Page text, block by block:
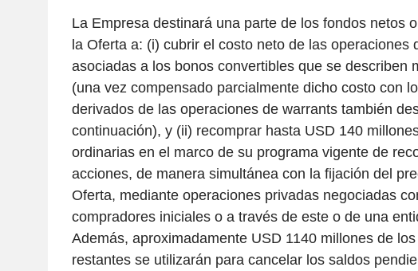
La Empresa destinará una parte de los fondos netos
la Oferta a: (i) cubrir el costo neto de las operaciones
asociadas a los bonos convertibles que se describen
(una vez compensado parcialmente dicho costo con
derivados de las operaciones de warrants también
continuación), y (ii) recomprar hasta USD 140
ordinarias en el marco de su programa vigente de
acciones, de manera simultánea con la fijación del
Oferta, mediante operaciones privadas negociadas
compradores iniciales o a través de este o de una
Además, aproximadamente USD 1140 millones de
restantes se utilizarán para cancelar los saldos